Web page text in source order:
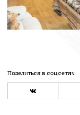
Поделиться в соц.сетях